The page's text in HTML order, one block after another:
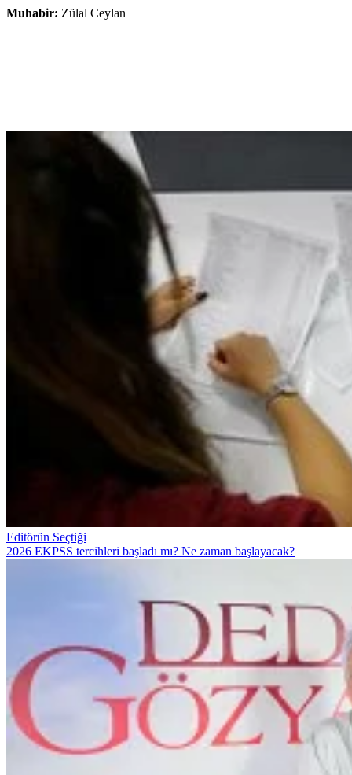
Muhabir: Zülal Ceylan
Editörün Seçtiği
2026 EKPSS tercihleri başladı mı? Ne zaman başlayacak?